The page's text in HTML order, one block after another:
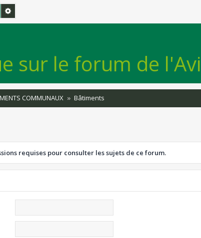
Rechercher
sur le forum de
COMMUNAUX Bâtiments
requises pour consulter les sujets de ce forum.